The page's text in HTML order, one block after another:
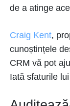
de a atinge
Craig Kent,
cunoștințele
CRM vă pot
Iată sfaturile